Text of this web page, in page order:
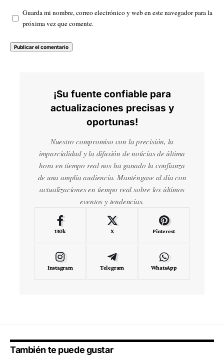
Guarda mi nombre, correo electrónico y web en este navegador para la
próxima vez que comente.
¡Su fuente confiable para
actualizaciones precisas y
oportunas!
Nuestro compromiso con la precisión, la
imparcialidad y la difusión de noticias de última
hora en tiempo real nos ha ganado la confianza
de una amplia audiencia. Manténgase al día con
actualizaciones en tiempo real sobre los últimos
eventos y tendencias.
130k X Pinterest
Instagram Telegram WhatsApp
También te puede gustar